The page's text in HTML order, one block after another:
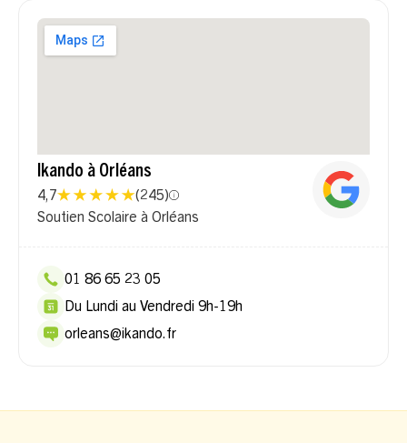
Ikando à Orléans
4,7 (245)
Soutien Scolaire à Orléans
01 86 65 23 05
Du Lundi au Vendredi 9h-19h
orleans@ikando.fr